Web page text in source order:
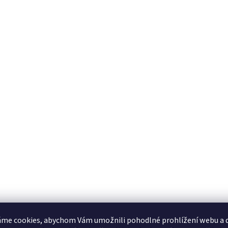
cookies, abychom Vám umožnili pohodlné prohlížení webu a